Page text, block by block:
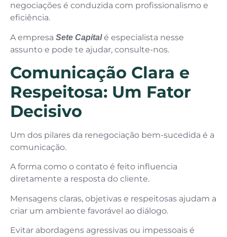
negociações é conduzida com profissionalismo e
eficiência.
A empresa Sete Capitalé especialista nesse
assunto e pode te ajudar, consulte-nos.
Comunicação Clara e
Respeitosa: Um Fator
Decisivo
Um dos pilares da renegociação bem-sucedida é a
comunicação.
A forma como o contato é feito influencia
diretamente a resposta do cliente.
Mensagens claras, objetivas e respeitosas ajudam a
criar um ambiente favorável ao diálogo.
Evitar abordagens agressivas ou impessoais é